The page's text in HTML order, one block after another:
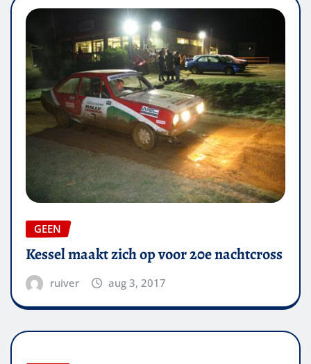
GEEN
Kessel maakt zich op voor 20e nachtcross
ruiver aug 3, 2017